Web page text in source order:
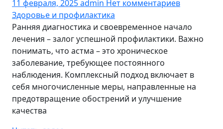
11 февраля, 2025admin Нет комментариев
Здоровье и профилактика
Ранняя диагностика и своевременное начало
лечения – залог успешной профилактики. Важно
понимать‚ что астма – это хроническое
заболевание‚ требующее постоянного
наблюдения. Комплексный подход включает в
себя многочисленные меры‚ направленные на
предотвращение обострений и улучшение
качества